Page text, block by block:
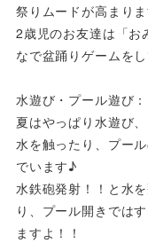
祭りムードが高まり
2歳児のお友達は「お
なで盆踊りゲームを
水遊び・プール遊び：
夏はやっぱり水遊び
水を触ったり、 プー
でいます♪
水鉄砲発射！！と水
り、 プール開きでは
ますよ！！